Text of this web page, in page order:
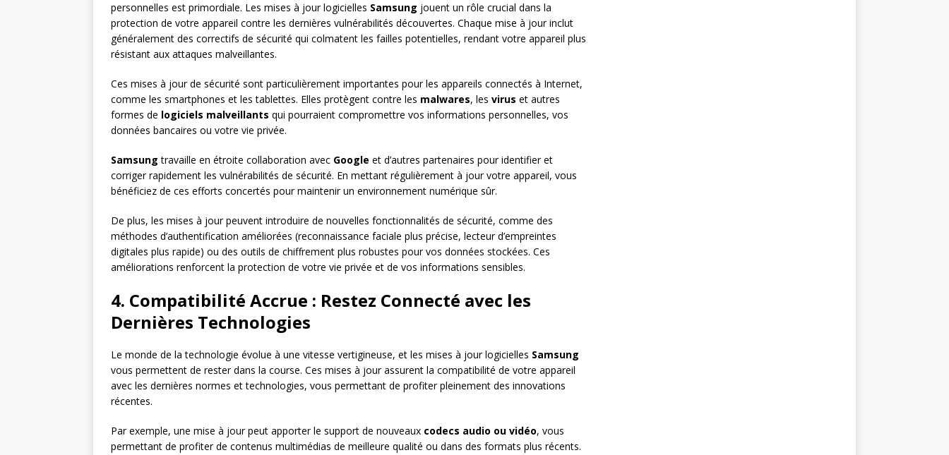
personnelles est primordiale. Les mises à jour logicielles Samsung jouent un rôle crucial dans la
protection de votre appareil contre les dernières vulnérabilités découvertes. Chaque mise à jour inclut
généralement des correctifs de sécurité qui colmatent les failles potentielles, rendant votre appareil plus
résistant aux attaques malveillantes.
Ces mises à jour de sécurité sont particulièrement importantes pour les appareils connectés à Internet,
comme les smartphones et les tablettes. Elles protègent contre les malwares, les virus et autres
formes de logiciels malveillants qui pourraient compromettre vos informations personnelles, vos
données bancaires ou votre vie privée.
Samsung travaille en étroite collaboration avec Google et d’autres partenaires pour identifier et
corriger rapidement les vulnérabilités de sécurité. En mettant régulièrement à jour votre appareil, vous
bénéficiez de ces efforts concertés pour maintenir un environnement numérique sûr.
De plus, les mises à jour peuvent introduire de nouvelles fonctionnalités de sécurité, comme des
méthodes d’authentification améliorées (reconnaissance faciale plus précise, lecteur d’empreintes
digitales plus rapide) ou des outils de chiffrement plus robustes pour vos données stockées. Ces
améliorations renforcent la protection de votre vie privée et de vos informations sensibles.
4. Compatibilité Accrue : Restez Connecté avec les
Dernières Technologies
Le monde de la technologie évolue à une vitesse vertigineuse, et les mises à jour logicielles Samsung
vous permettent de rester dans la course. Ces mises à jour assurent la compatibilité de votre appareil
avec les dernières normes et technologies, vous permettant de profiter pleinement des innovations
récentes.
Par exemple, une mise à jour peut apporter le support de nouveaux codecs audio ou vidéo, vous
permettant de profiter de contenus multimédias de meilleure qualité ou dans des formats plus récents.